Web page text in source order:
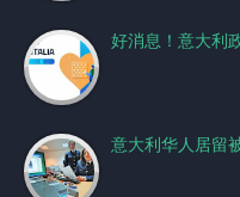
好消息！意大利
意大利华人居留